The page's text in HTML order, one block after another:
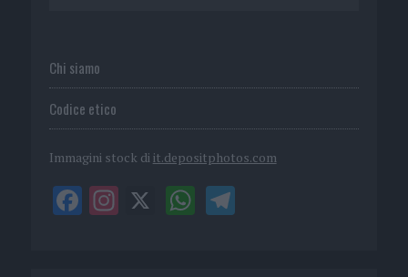
Chi siamo
Codice etico
Immagini stock di it.depositphotos.com